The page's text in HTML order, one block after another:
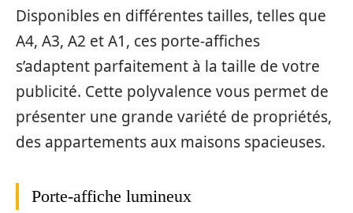
Disponibles en différentes tailles, telles que
A4, A3, A2 et A1, ces porte-affiches
s’adaptent parfaitement à la taille de votre
publicité. Cette polyvalence vous permet de
présenter une grande variété de propriétés,
des appartements aux maisons spacieuses.
Porte-affiche lumineux